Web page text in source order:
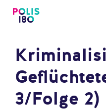
Zum
Inhalt
3/Folge 2)